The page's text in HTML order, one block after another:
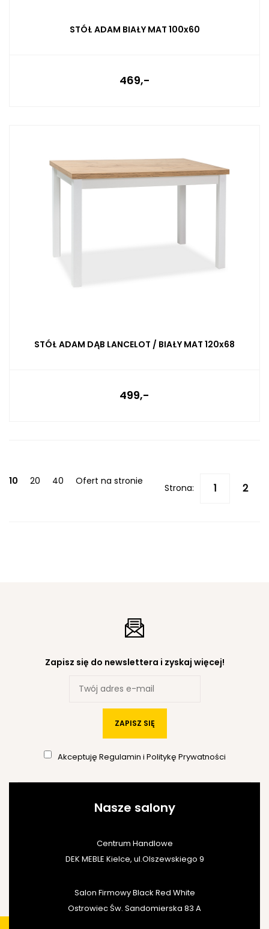
STÓŁ ADAM BIAŁY MAT 100x60
469,-
STÓŁ ADAM DĄB LANCELOT / BIAŁY MAT 120x68
499,-
10 20 40 Ofert na stronie
Strona:
Zapisz się do newslettera i zyskaj więcej!
ZAPISZ SIĘ
Akceptuję Regulamin i Politykę Prywatności
Nasze salony
Centrum Handlowe
DEK MEBLE Kielce, ul.Olszewskiego 9
Salon Firmowy Black Red White
Ostrowiec Św. Sandomierska 83 A